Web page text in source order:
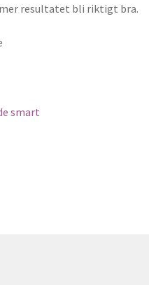
resultatet bli riktigt bra.
smart